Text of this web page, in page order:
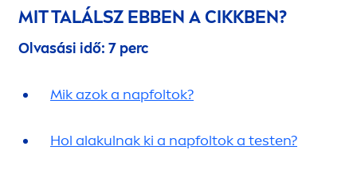
MIT TALÁLSZ EBBEN A CIKKBEN?
Olvasási idő: 7 perc
Mik azok a napfoltok?
Hol alakulnak ki a napfoltok a testen?